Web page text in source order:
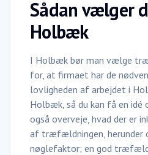
Sådan vælger
Holbæk
I Holbæk bør man vælge
for, at firmaet har de
lovligheden af arbejdet i
Holbæk, så du kan få en idé
også overveje, hvad der er
af træfældningen, herunder
nøglefaktor; en god